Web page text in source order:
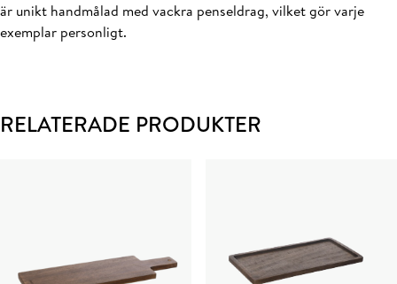
är unikt handmålad med vackra penseldrag, vilket gör varje
exemplar personligt.
RELATERADE PRODUKTER